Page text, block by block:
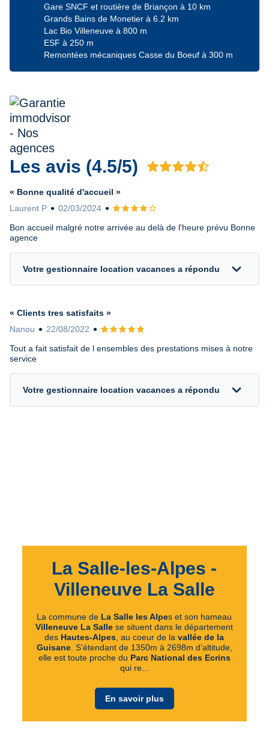
Gare SNCF et routière de Briançon à 10 km
Grands Bains de Monetier à 6.2 km
Lac Bio Villeneuve à 800 m
ESF à 250 m
Remontées mécaniques Casse du Boeuf à 300 m
Les avis (4.5/5) Avis 4.5 sur 5
« Bonne qualité d'accueil »
Laurent P
02/03/2024
Avis 4 sur 5
Bon accueil malgré notre arrivée au delà de l'heure prévu Bonne
agence
Votre gestionnaire location vacances a répondu expand_more
« Clients tres satisfaits »
Nanou
22/08/2022
Avis 5 sur 5
Tout a fait satisfait de l ensembles des prestations mises à notre
service
Votre gestionnaire location vacances a répondu expand_more
La Salle-les-Alpes -
Villeneuve La Salle
La commune de La Salle les Alpes et son hameau
Villeneuve La Salle se situent dans le département
des Hautes-Alpes , au coeur de lavallée de la
Guisane. S’étendant de 1350m à 2698m d’altitude,
elle est toute proche du Parc National des Ecrins
qui re...
En savoir plus